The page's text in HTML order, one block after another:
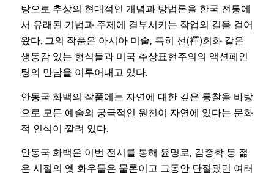
탕으로 추상의 현대적인 개념과 방법론을 한국 전통에
서 유래된 기법과 주제에 결부시키는 작업의 길을 걸어
왔다. 그의 작품은 아시아 미술, 특히 선(禪)회화 같은
생동감 있는 형식들과 미국 추상표현주의의 액션페인
팅의 만남을 이루어내고 있다.
안동국 화백의 작품에는 자연에 대한 깊은 통찰을 바탕
으로 모든 예술의 궁극적인 원천이 자연에 있다는 문화
적 인식이 깔려 있다.
안동국 화백은 이번 전시를 통해 윤명로, 김종학 등 젊
은 시절의 옛 화우들은 물론이고 그동안 단절됐던 여러